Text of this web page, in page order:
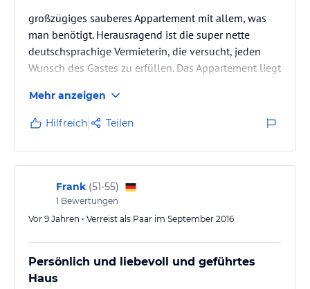
großzügiges sauberes Appartement mit allem, was
man benötigt. Herausragend ist die super nette
deutschsprachige Vermieterin, die versucht, jeden
Wunsch des Gastes zu erfüllen. Das Appartement liegt
und ist nur 2 - 3 Gehminuten vom Strand entfernt.
Mehr anzeigen
Hilfreich Teilen
Frank (51-55)
1 Bewertungen
Vor 9 Jahren • Verreist als Paar im September 2016
Persönlich und liebevoll und geführtes
Haus